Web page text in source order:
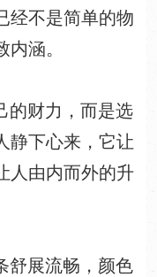
经不是简单的物
涵。
的财力，而是选
静下心来，它让
人由内而外的升
舒展流畅，颜色